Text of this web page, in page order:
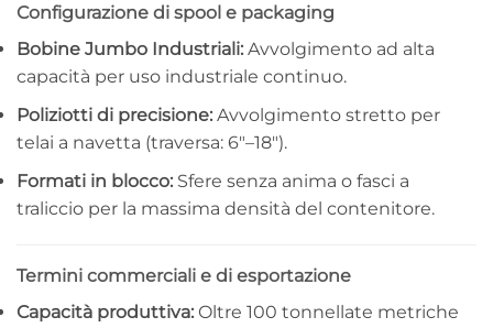
Configurazione di spool e packaging
Bobine Jumbo Industriali: Avvolgimento ad alta
capacità per uso industriale continuo.
Poliziotti di precisione: Avvolgimento stretto per
telai a navetta (traversa: 6″–18″).
Formati in blocco: Sfere senza anima o fasci a
traliccio per la massima densità del contenitore.
Termini commerciali e di esportazione
Capacità produttiva: Oltre 100 tonnellate metriche